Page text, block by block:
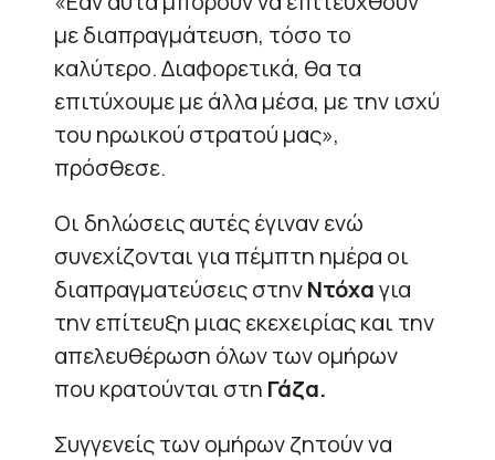
με διαπραγμάτευση, τόσο το
καλύτερο. Διαφορετικά, θα τα
επιτύχουμε με άλλα μέσα, με την ισχύ
του ηρωικού στρατού μας»,
πρόσθεσε.
Οι δηλώσεις αυτές έγιναν ενώ
συνεχίζονται για πέμπτη ημέρα οι
διαπραγματεύσεις στηνΝτόχαγια
την επίτευξη μιας εκεχειρίας και την
απελευθέρωση όλων των ομήρων
που κρατούνται στη Γάζα.
Συγγενείς των ομήρων ζητούν να